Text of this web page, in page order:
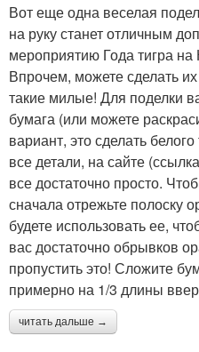
Вот еще одна веселая
на руку станет отличным
мероприятию Года тигра
Впрочем, можете сделать
такие милые! Для поделки
бумага (или можете
вариант, это сделать
все детали, на сайте
все достаточно просто.
сначала отрежьте полоску
будете использовать ее,
вас достаточно обрывков
пропустить это! Сложите
примерно на 1/3 длины
читать дальше →